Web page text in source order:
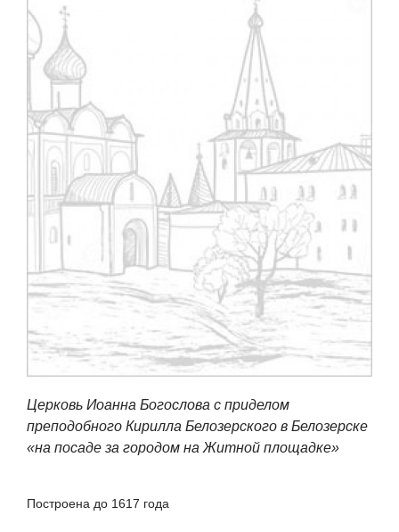
Церковь Иоанна Богослова с приделом
преподобного Кирилла Белозерского в Белозерске
«на посаде за городом на Житной площадке»
Построена до 1617 года